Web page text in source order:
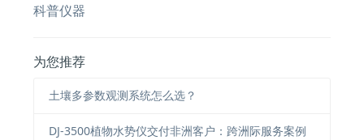
科普仪器
为您推荐
土壤多参数观测系统怎么选？
DJ-3500植物水势仪交付非洲客户：跨洲际服务案例